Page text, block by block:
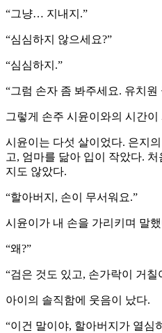
“그냥… 지내지.”
“심심하지 않으세요?”
“심심하지.”
“그럼 손자 좀 봐주세요. 유치원
그렇게 손주 시윤이와의 시간이
시윤이는 다섯 살이었다. 은지
고, 엄마를 닮아 입이 작았다.
지도 않았다.
“할아버지, 손이 무서워요.”
시윤이가 내 손을 가리키며 말
“왜?”
“검은 것도 있고, 손가락이 거칠
아이의 솔직함에 웃음이 났다.
“이건 말이야, 할아버지가 열심